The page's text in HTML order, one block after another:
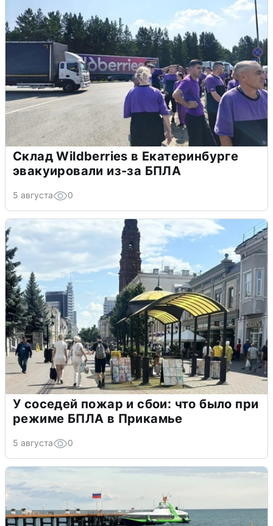
Склад Wildberries в Екатеринбурге
эвакуировали из-за БПЛА
5 августа 0
У соседей пожар и сбои: что было при
режиме БПЛА в Прикамье
5 августа 0